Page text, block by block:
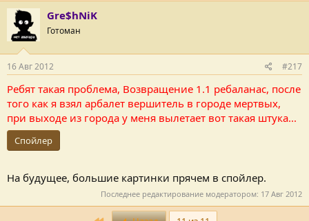
Gre$hNiK
Готоман
16 Авг 2012 #217
Ребят такая проблема, Возвращение 1.1 ребаланас, после
того как я взял арбалет вершитель в городе мертвых,
при выходе из города у меня вылетает вот такая штука...
Спойлер
На будущее, большие картинки прячем в спойлер.
Последнее редактирование модератором: 17 Авг 2012